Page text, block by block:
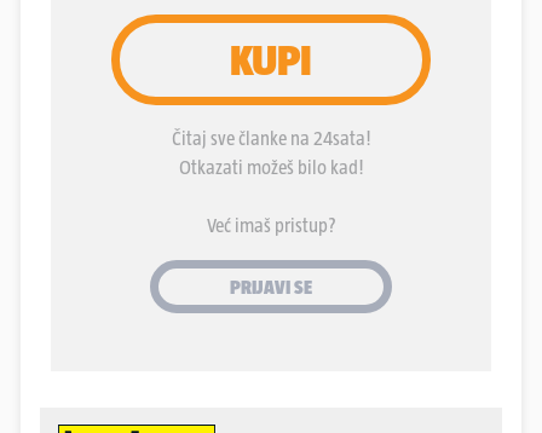
tome više nitko ne priča – jer se naviknulo.